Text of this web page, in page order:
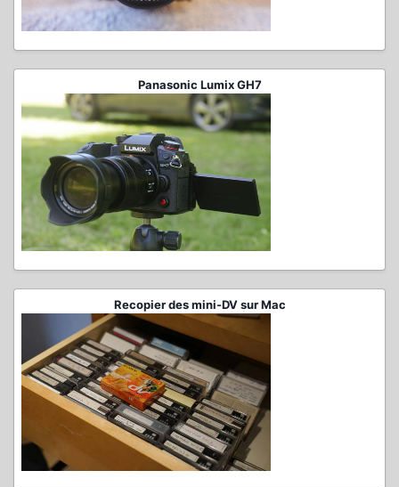
Panasonic Lumix GH7
Recopier des mini-DV sur Mac